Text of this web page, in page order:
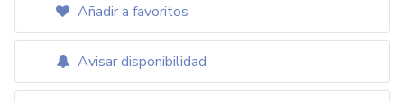
Añadir a favoritos
Avisar disponibilidad